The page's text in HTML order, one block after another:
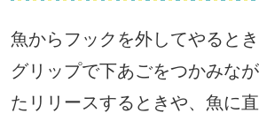
魚からフックを外してやると
グリップで下あごをつかみな
たリリースするときや、魚に